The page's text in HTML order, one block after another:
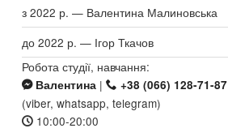
з 2022 р. — Валентина Малиновська
до 2022 р. — Ігор Ткачов
Робота студії, навчання:
Валентина | +38 (066) 128-71-87
(viber, whatsapp, telegram)
10:00-20:00